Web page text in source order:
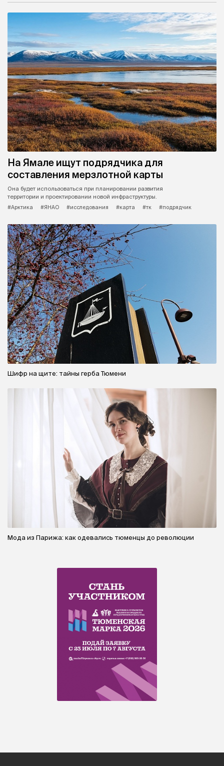
На Ямале ищут подрядчика для
составления мерзлотной карты
Она будет использоваться при планировании развития
территории и проектировании новой инфраструктуры.
#Арктика
#ЯНАО #исследования #карта #тк #подрядчик
Шифр на щите: тайны герба Тюмени
Мода из Парижа: как одевались тюменцы до революции